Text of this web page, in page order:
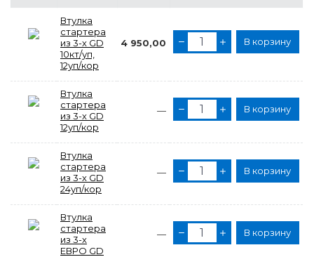
Втулка
стартера
из 3-х GD
10кт/уп,
12уп/кор
4 950,00 В корзину
Втулка
стартера
из 3-х GD
12уп/кор
— В корзину
Втулка
стартера
из 3-х GD
24уп/кор
— В корзину
Втулка
стартера
из 3-х
ЕВРО GD
— В корзину